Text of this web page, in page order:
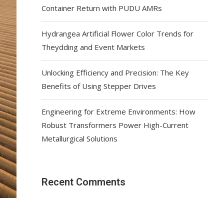
Container Return with PUDU AMRs
Hydrangea Artificial Flower Color Trends for
Theydding and Event Markets
Unlocking Efficiency and Precision: The Key
Benefits of Using Stepper Drives
Engineering for Extreme Environments: How
Robust Transformers Power High-Current
Metallurgical Solutions
Recent Comments